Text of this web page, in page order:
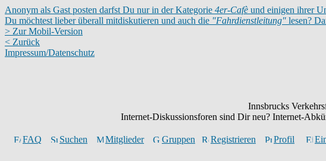
Anonym als Gast posten darfst Du nur in der Kategorie 4er-Cafè und einigen ihrer
Du möchtest lieber überall mitdiskutieren und auch die "Fahrdienstleitung" lesen?
> Zur Mobil-Version
< Zurück
Impressum/Datenschutz
Innsbrucks
Internet-Diskussionsforen sind Dir neu? Internet-
FAQ Suchen Mitglieder Gruppen Registrieren Profil